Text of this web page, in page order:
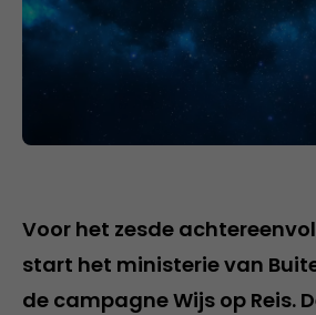
Voor het zesde
start het ministerie van
de campagne Wijs op Reis.